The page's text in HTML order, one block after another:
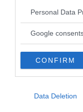
Please note that
not limited to your
use your data for
consent section.
Personal Data
Google
CONFIRM
Data Deletion
denne Sylthammar
PUBLICERAD 3 MAJ 2023
Rapport från
Jüri Lina
En socialistisk